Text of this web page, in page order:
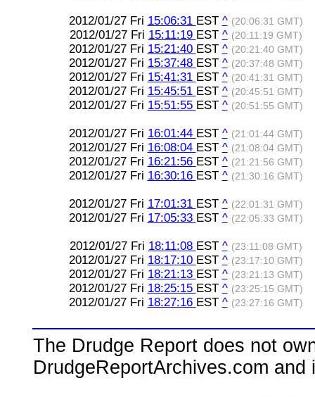
2012/01/27 Fri 15:06:31 EST ^ (20:06:31 GMT)
2012/01/27 Fri 15:11:19 EST ^ (20:11:19 GMT)
2012/01/27 Fri 15:21:40 EST ^ (20:21:40 GMT)
2012/01/27 Fri 15:37:48 EST ^ (20:37:48 GMT)
2012/01/27 Fri 15:41:31 EST ^ (20:41:31 GMT)
2012/01/27 Fri 15:45:51 EST ^ (20:45:51 GMT)
2012/01/27 Fri 15:51:55 EST ^ (20:51:55 GMT)
2012/01/27 Fri 16:01:44 EST ^ (21:01:44 GMT)
2012/01/27 Fri 16:08:04 EST ^ (21:08:04 GMT)
2012/01/27 Fri 16:21:56 EST ^ (21:21:56 GMT)
2012/01/27 Fri 16:30:16 EST ^ (21:30:16 GMT)
2012/01/27 Fri 17:01:31 EST ^ (22:01:31 GMT)
2012/01/27 Fri 17:05:33 EST ^ (22:05:33 GMT)
2012/01/27 Fri 18:11:08 EST ^ (23:11:08 GMT)
2012/01/27 Fri 18:17:10 EST ^ (23:17:10 GMT)
2012/01/27 Fri 18:21:13 EST ^ (23:21:13 GMT)
2012/01/27 Fri 18:25:15 EST ^ (23:25:15 GMT)
2012/01/27 Fri 18:27:16 EST ^ (23:27:16 GMT)
The Drudge Report does not
DrudgeReportArchives.com